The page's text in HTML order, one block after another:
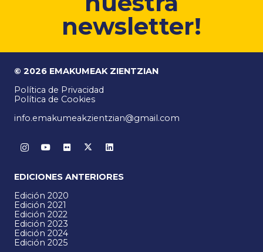
newsletter!
© 2026 EMAKUMEAK ZIENTZIAN
Política de Privacidad
Política de Cookies
info.emakumeakzientzian@gmail.com
EDICIONES ANTERIORES
Edición 2020
Edición 2021
Edición 2022
Edición 2023
Edición 2024
Edición 2025